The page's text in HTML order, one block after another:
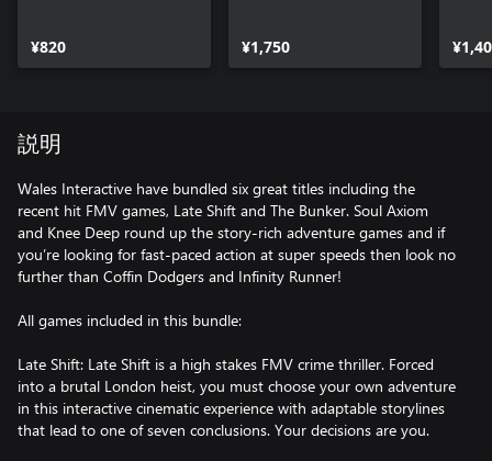
¥820 ¥1,750
説明
Wales Interactive have bundled six great titles including the
recent hit FMV games, Late Shift and The Bunker. Soul Axiom
and Knee Deep round up the story-rich adventure games and if
you’re looking for fast-paced action at super speeds then look no
further than Coffin Dodgers and Infinity Runner!
All games included in this bundle:
Late Shift: Late Shift is a high stakes FMV crime thriller. Forced
into a brutal London heist, you must choose your own adventure
in this interactive cinematic experience with adaptable storylines
that lead to one of seven conclusions. Your decisions are you.